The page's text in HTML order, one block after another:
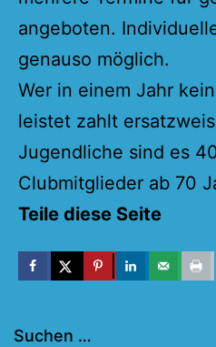
angeboten.
genauso möglich.
Wer in einem Jahr
leistet zahlt
Jugendliche sind es
Clubmitglieder ab 70
Teile diese Seite
Suchen …